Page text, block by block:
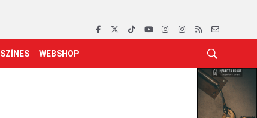
SZÍNES WEBSHOP